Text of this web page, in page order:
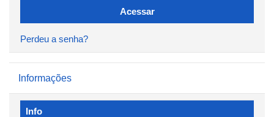
Perdeu a senha?
Informações
Info